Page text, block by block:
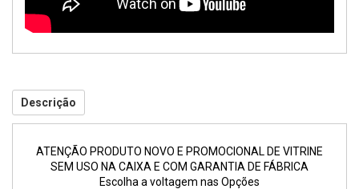
Descrição
ATENÇÃO PRODUTO NOVO E PROMOCIONAL DE VITRINE
SEM USO NA CAIXA E COM GARANTIA DE FÁBRICA
Escolha a voltagem nas Opções